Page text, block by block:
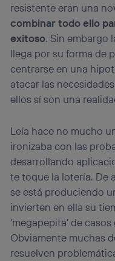
resistente eran una
combinar todo ello
exitoso. Sin embargo
llega por su forma de
centrarse en una
atacar las
ellos sí son una
Leía hace no mucho
ironizaba con las
desarrollando
te toque la lotería. De
se está produciendo
invierten en ella su
‘megapepita’ de
Obviamente muchas
resuelven